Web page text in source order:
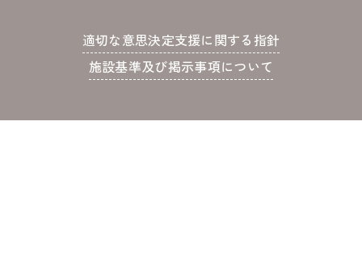
適切な意思決定支援に関する指針
施設基準及び掲示事項について